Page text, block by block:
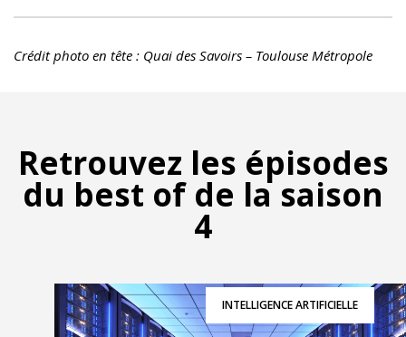
Crédit photo en tête : Quai des Savoirs – Toulouse Métropole
Retrouvez les épisodes
du best of de la saison
4
INTELLIGENCE ARTIFICIELLE